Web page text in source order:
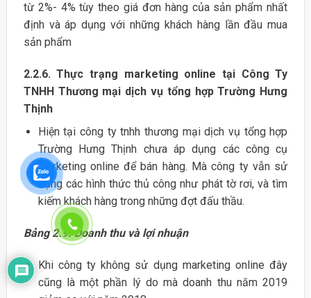
từ 2%- 4% tùy theo giá đơn hàng của sản phẩm nhất
định và áp dụng với những khách hàng lần đầu mua
sản phẩm
2.2.6. Thực trạng marketing online tại Công Ty
TNHH Thương mại dịch vụ tổng hợp Trường Hưng
Thịnh
Hiện tại công ty tnhh thương mại dịch vụ tổng hợp
Trường Hưng Thịnh chưa áp dụng các công cụ
marketing online để bán hàng. Mà công ty vẫn sử
dụng các hình thức thủ công như phát tờ rơi, và tìm
kiếm khách hàng trong những đợt đấu thầu.
Bảng 2.9: Doanh thu và lợi nhuận
Khi công ty không sử dụng marketing online đây
cũng là một phần lý do mà doanh thu năm 2019